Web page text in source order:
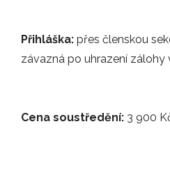
Již příští sobotu 24.
12.11.2025
Přihláška: přes členskou
závazná po uhrazení zálohy
Cena soustředění: 3 900